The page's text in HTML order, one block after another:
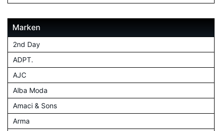
Marken
2nd Day
ADPT.
AJC
Alba Moda
Amaci & Sons
Arma